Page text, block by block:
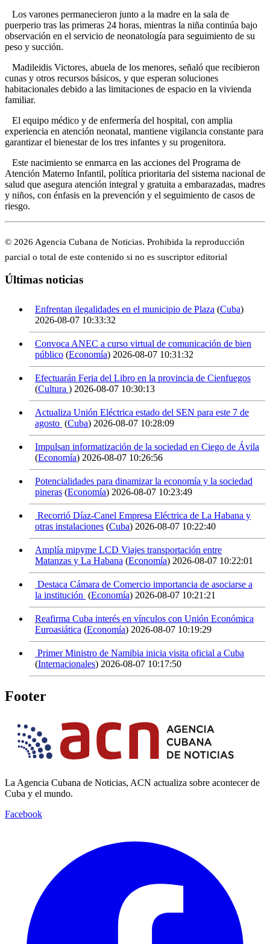
Los varones permanecieron junto a la madre en la sala de
puerperio tras las primeras 24 horas, mientras la niña continúa bajo
observación en el servicio de neonatología para seguimiento de su
peso y succión.
Madileidis Victores, abuela de los menores, señaló que recibieron
cunas y otros recursos básicos, y que esperan soluciones
habitacionales debido a las limitaciones de espacio en la vivienda
familiar.
El equipo médico y de enfermería del hospital, con amplia
experiencia en atención neonatal, mantiene vigilancia constante para
garantizar el bienestar de los tres infantes y su progenitora.
Este nacimiento se enmarca en las acciones del Programa de
Atención Materno Infantil, política prioritaria del sistema nacional de
salud que asegura atención integral y gratuita a embarazadas, madres
y niños, con énfasis en la prevención y el seguimiento de casos de
riesgo.
© 2026 Agencia Cubana de Noticias. Prohibida la reproducción
parcial o total de este contenido si no es suscriptor editorial
Últimas noticias
Enfrentan ilegalidades en el municipio de Plaza (Cuba)
2026-08-07 10:33:32
Convoca ANEC a curso virtual de comunicación de bien
público (Economía) 2026-08-07 10:31:32
Efectuarán Feria del Libro en la provincia de Cienfuegos
(Cultura ) 2026-08-07 10:30:13
Actualiza Unión Eléctrica estado del SEN para este 7 de
agosto (Cuba) 2026-08-07 10:28:09
Impulsan informatización de la sociedad en Ciego de Ávila
(Economía) 2026-08-07 10:26:56
Potencialidades para dinamizar la economía y la sociedad
pineras (Economía) 2026-08-07 10:23:49
Recorrió Díaz-Canel Empresa Eléctrica de La Habana y
otras instalaciones (Cuba) 2026-08-07 10:22:40
Amplía mipyme LCD Viajes transportación entre
Matanzas y La Habana (Economía) 2026-08-07 10:22:01
Destaca Cámara de Comercio importancia de asociarse a
la institución (Economía) 2026-08-07 10:21:21
Reafirma Cuba interés en vínculos con Unión Económica
Euroasiática (Economía) 2026-08-07 10:19:29
Primer Ministro de Namibia inicia visita oficial a Cuba
(Internacionales) 2026-08-07 10:17:50
Footer
La Agencia Cubana de Noticias, ACN actualiza sobre acontecer de
Cuba y el mundo.
Facebook